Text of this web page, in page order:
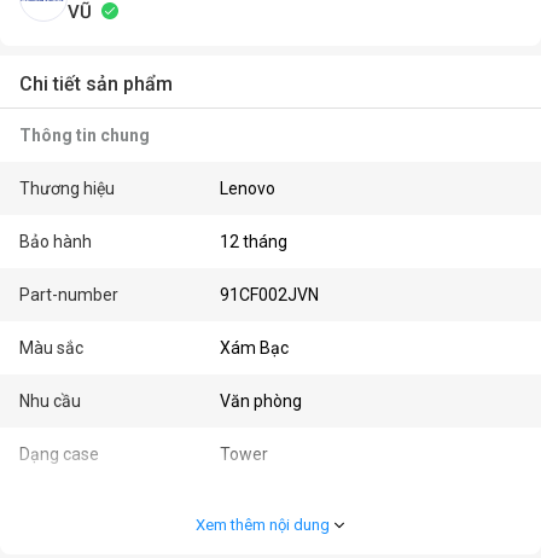
VŨ
Chi tiết sản phẩm
Thông tin chung
Thương hiệu Lenovo
Bảo hành 12 tháng
Part-number 91CF002JVN
Màu sắc Xám Bạc
Nhu cầu Văn phòng
Dạng case Tower
Xem thêm nội dung